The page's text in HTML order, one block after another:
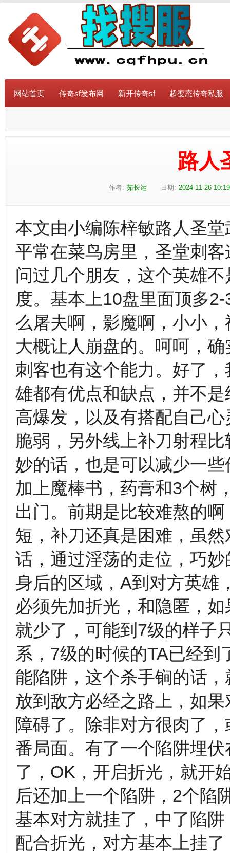
网站首页 传奇sf发布网 新开传奇sf 超变态传奇私服
路人
作者: 茹长运 日期: 2024-11-26
本文由小编陈梓敏路人圣
平常在菜鸟房里，圣堂刺
问过几个朋友，这个英雄
度。基本上10盘里面顶多
么屠夫啊，影魔啊，小小
大概让人崩盘的。呵呵，
刺客也有这个能力。好了
雄都有优点和缺点，并不
高爆发，以及有搭配自己
脆弱，另外线上补刀射程
妙的话，也是可以减少一
加上魔棒书，药膏和3个树
出门。前期是比较难熬的
短，补刀还真是困难，虽
话，通过淫荡的走位，巧
身后的区域，A到对方英雄
必须先加折光，和隐匿，
就少了，可能到7级的样子
系，7级的时候的TA已经
能陷阱，这个杀手锏的话
放到敌方必经之路上，如
障碍了。除非对方很肉了
番局面。有了一个陷阱埋
了，OK，开启折光，就开
后还加上一个陷阱，2个陷
基本对方就挂了，中了陷
配合折光，对方基本上挂